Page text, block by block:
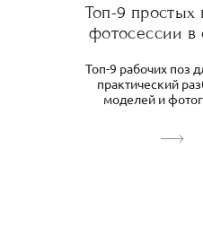
Топ-9 простых
фотосессии в
Топ-9 рабочих поз
практический
моделей и